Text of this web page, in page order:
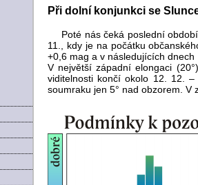
Při dolní konjunkci se
Poté nás čeká poslední
11., kdy je na počátku
+0,6 mag a v následujících
V největší západní elongaci
viditelnosti končí okolo 12. 12.
soumraku jen 5° nad obzorem. V